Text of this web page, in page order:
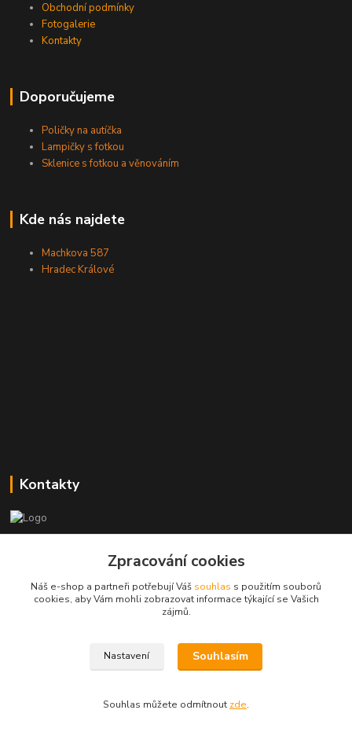
Obchodní podmínky
Fotogalerie
Kontakty
Doporučujeme
Poličky na autíčka
Lampičky s fotkou
Sklenice s fotkou a věnováním
Kde nás najdete
Machkova 587
Hradec Králové
Kontakty
+420773237626
popisekhk@gmail.com
Zpracování cookies
Náš e-shop a partneři potřebují Váš souhlas s použitím souborů
cookies, aby Vám mohli zobrazovat informace týkající se Vašich
zájmů.
Nastavení Souhlasím
Souhlas můžete odmítnout zde.